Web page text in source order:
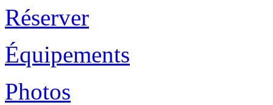
Réserver
Équipements
Photos